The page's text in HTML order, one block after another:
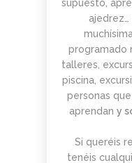
APRENDE
DESDE 0.
INICIO LA
SEMANA
DEL 11 DE
MAYO
supuesto,
ajedrez…
programado
talleres,
piscina,
personas
aprendan y
Si queréis
tenéis